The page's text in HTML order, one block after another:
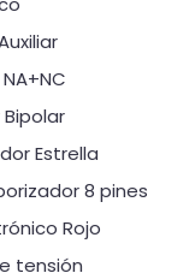
Estrella
8 pines
Rojo
tensión